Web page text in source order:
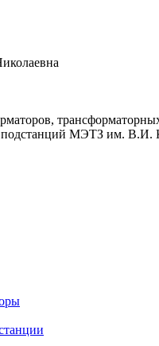
подстанций МЭТЗ им. В.И.